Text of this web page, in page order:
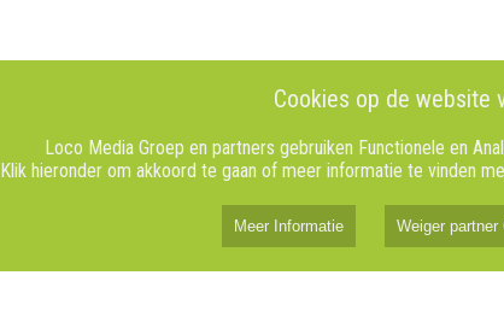
Cookies op de website
Loco Media Groep en partners gebruiken Functionele en
Klik hieronder om akkoord te gaan of meer informatie te vinden
Meer Informatie Weiger partner